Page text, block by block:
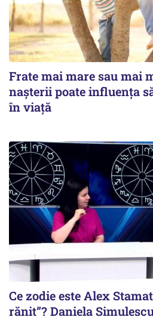
Frate mai mare sau mai
nașterii poate influența
în viață
Ce zodie este Alex
rănit”? Daniela